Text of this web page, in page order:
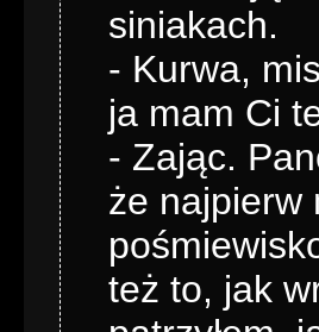
siniakach.
- Kurwa,
ja mam Ci
- Zając.
że najpierw
też to, jak